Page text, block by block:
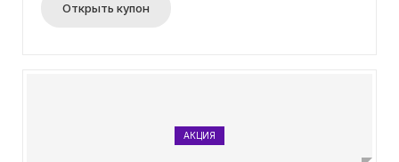
Открыть купон
АКЦИЯ